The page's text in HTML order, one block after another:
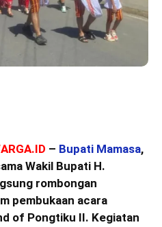
– Bupati Mamasa,
Wakil Bupati H.
rombongan
pembukaan acara
of Pongtiku II. Kegiatan